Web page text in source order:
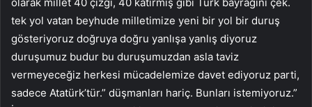
tek yol vatan beyhude milletimize yeni bir yol bir duruş
gösteriyoruz doğruya doğru yanlışa yanlış diyoruz
duruşumuz budur bu duruşumuzdan asla taviz
vermeyeceğiz herkesi mücadelemize davet ediyoruz parti,
sadece Atatürk’tür.” düşmanları hariç. Bunları istemiyoruz.”